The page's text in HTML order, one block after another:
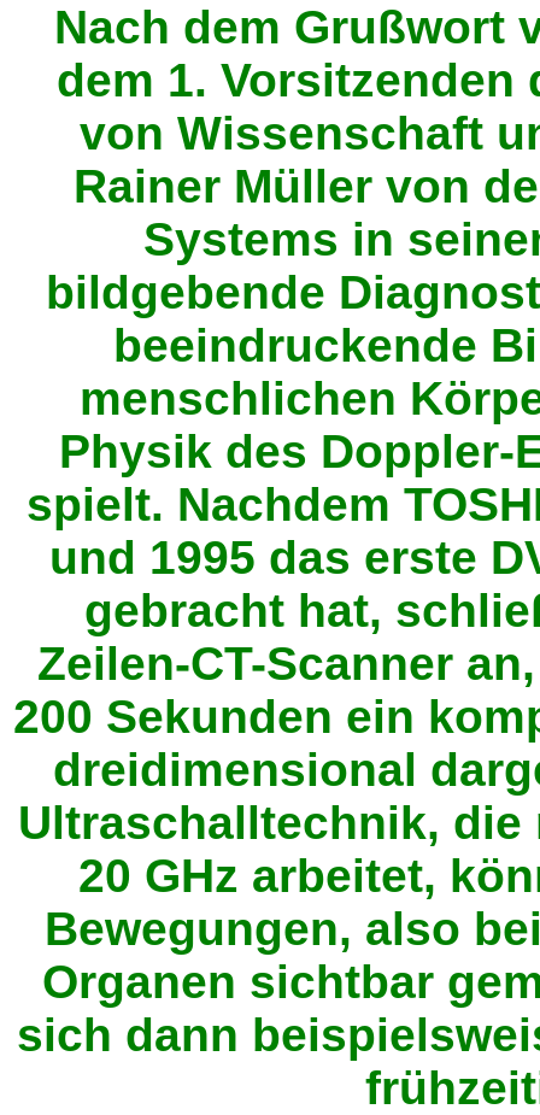
Nach dem Grußwort
dem 1. Vorsitzenden
von Wissenschaft
Rainer Müller von
Systems in
bildgebende
beeindruckende
menschlichen
Physik des Doppler-
spielt. Nachdem
und 1995 das erste
gebracht hat,
Zeilen-CT-Scanner
200 Sekunden ein
dreidimensional
Ultraschalltechnik, die
20 GHz arbeitet,
Bewegungen, also
Organen sichtbar
sich dann